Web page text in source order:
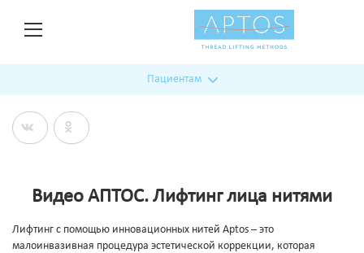
Пациентам
Видео АПТОС. Лифтинг лица нитями
Лифтинг с помощью инновационных нитей Aptos – это
малоинвазивная процедура эстетической коррекции, которая